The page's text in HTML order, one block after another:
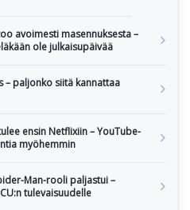
avoimesti masennuksesta –
ole julkaisupäivää
– paljonko siitä kannattaa
ensin Netflixiin – YouTube-
myöhemmin
Man-rooli paljastui –
tulevaisuudelle